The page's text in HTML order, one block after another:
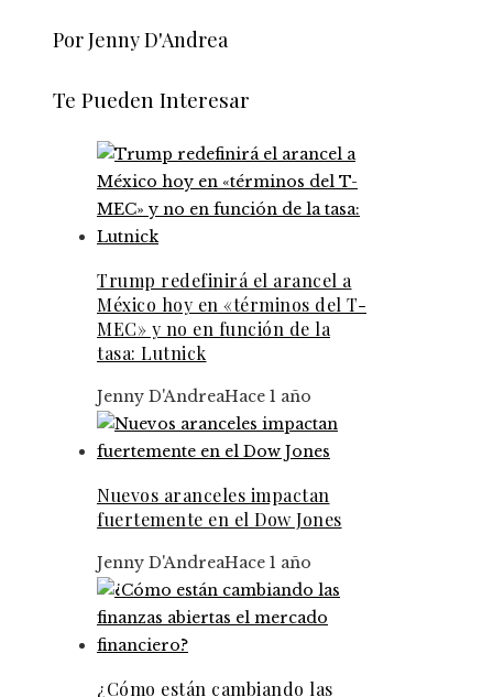
Por Jenny D'Andrea
Te Pueden Interesar
Trump redefinirá el arancel a
México hoy en «términos del T-
MEC» y no en función de la
tasa: Lutnick
Jenny D'AndreaHace 1 año
Nuevos aranceles impactan
fuertemente en el Dow Jones
Jenny D'AndreaHace 1 año
¿Cómo están cambiando las